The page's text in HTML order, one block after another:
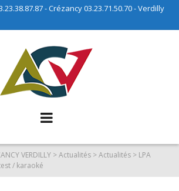
- Crézancy 03.23.71.50.70 - Verdilly
VERDILLY >Actualités >Actualités > LPA
/ karaoké